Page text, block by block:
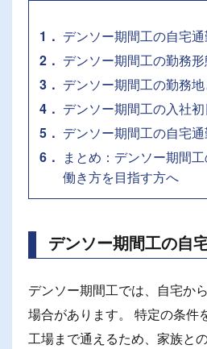
1
デンソー期間工の自宅
2
デンソー期間工の勤務
3
デンソー期間工の勤務
4
デンソー期間工の入社
5
デンソー期間工の自宅
6
まとめ：デンソー期間
働き方を目指す方へ
デンソー期間工の自
デンソー期間工では、自宅か
場合があります。 特定の条件
工場まで通えるため、家族と